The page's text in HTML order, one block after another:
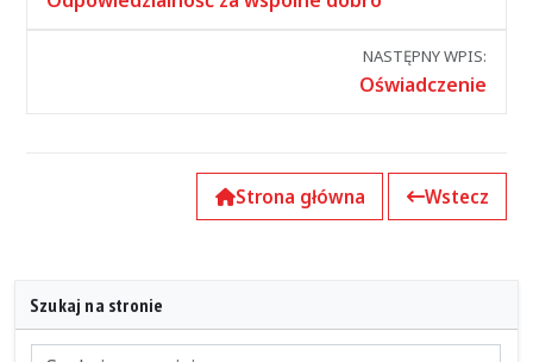
NASTĘPNY WPIS:
Oświadczenie
Strona główna Wstecz
Szukaj na stronie